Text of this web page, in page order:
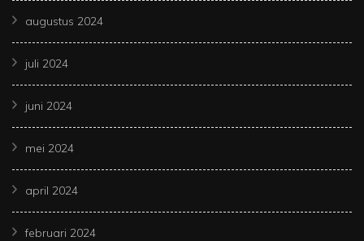
augustus 2024
juli 2024
juni 2024
mei 2024
april 2024
februari 2024